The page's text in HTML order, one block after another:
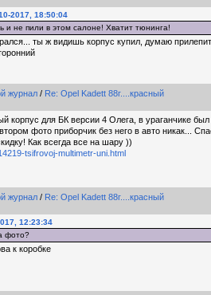
2017, 18:50:04
и не пили в этом салоне! Хватит тюнинга!
ты ж видишь корпус купил, думаю
журнал / Re: Opel Kadett 88г....красный
корпус для БК версии 4 Олега, в ураганчике
фото приборчик без него в авто никак...
Как всегда все на шару ))
tsifrovoj-multimetr-uni.html
журнал / Re: Opel Kadett 88г....красный
12:23:34
фото?
к коробке